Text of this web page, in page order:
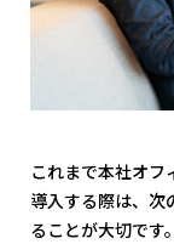
これまで本社オフ
導入する際は、次
ることが大切です。